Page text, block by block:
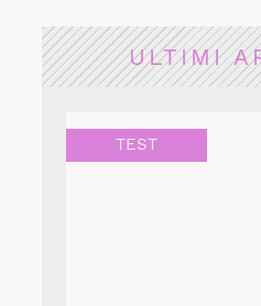
ULTIMI
TEST